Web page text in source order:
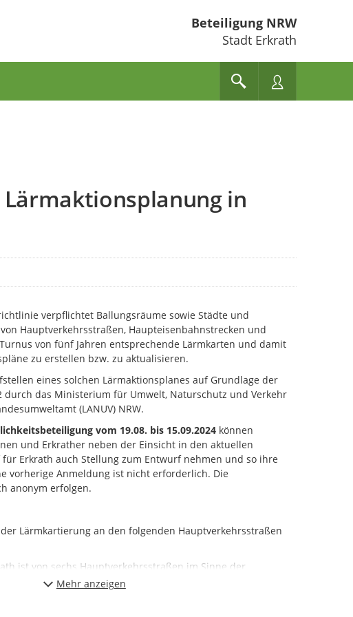
Beteiligung NRW
Stadt Erkrath
in
verpflichtet Ballungsräume sowie Städte und
Hauptverkehrsstraßen, Haupteisenbahnstrecken und
von fünf Jahren entsprechende Lärmkarten und damit
zu erstellen bzw. zu aktualisieren.
eines solchen Lärmaktionsplanes auf Grundlage der
durch das Ministerium für Umwelt, Naturschutz und Verkehr
(LANUV) NRW.
vom 19.08. bis 15.09.2024 können
und Erkrather neben der Einsicht in den aktuellen
Erkrath auch Stellung zum Entwurf nehmen und so ihre
vorherige Anmeldung ist nicht erforderlich. Die
anonym erfolgen.
Lärmkartierung an den folgenden Hauptverkehrsstraßen
ist von sechs Hauptverkehrsstraßen im Sinne der
(A3, A46, L357, L403, L404) betroffen. Hinzu kommen die
Mehr anzeigen